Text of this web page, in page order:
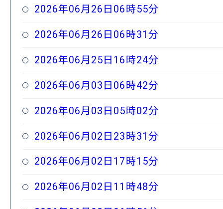
2026年06月26日06時55分
2026年06月26日06時31分
2026年06月25日16時24分
2026年06月03日06時42分
2026年06月03日05時02分
2026年06月02日23時31分
2026年06月02日17時15分
2026年06月02日11時48分